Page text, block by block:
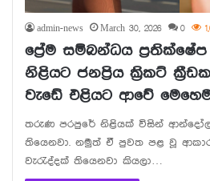
admin-news March 30, 2026 0
ප්‍රේම සම්බන්ධය
නිළියට ජනප්‍රිය ක්‍රිකට්
වැඩේ එළියට ආවේ
තරුණ පරපුරේ නිළියක් විසින්
තියෙනවා. නමුත් ඒ පුවත පළ වූ
වැරැද්දක් තියෙනවා කියලා…